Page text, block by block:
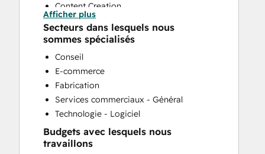
Content Creation
Conversational Marketing
CRM Implementation
CRM Migration
Custom API Integrations
Customer Marketing
Customer Success Training
Customer Support Training
Customer Survey and Analysis
Email Marketing
Full Inbound Marketing Services
Afficher plus
Secteurs dans lesquels nous
sommes spécialisés
Conseil
E-commerce
Fabrication
Services commerciaux - Général
Technologie - Logiciel
Budgets avec lesquels nous
travaillons